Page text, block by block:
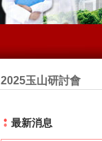
2025玉山研討會
最新消息